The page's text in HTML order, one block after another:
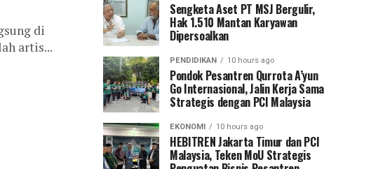
di
artis...
Sengketa Aset PT MSJ Bergulir,
Hak 1.510 Mantan Karyawan
Dipersoalkan
PENDIDIKAN 10 hours ago
Pondok Pesantren Qurrota A’yun
Go Internasional, Jalin Kerja Sama
Strategis dengan PCI Malaysia
EKONOMI 10 hours ago
HEBITREN Jakarta Timur dan PCI
Malaysia, Teken MoU Strategis